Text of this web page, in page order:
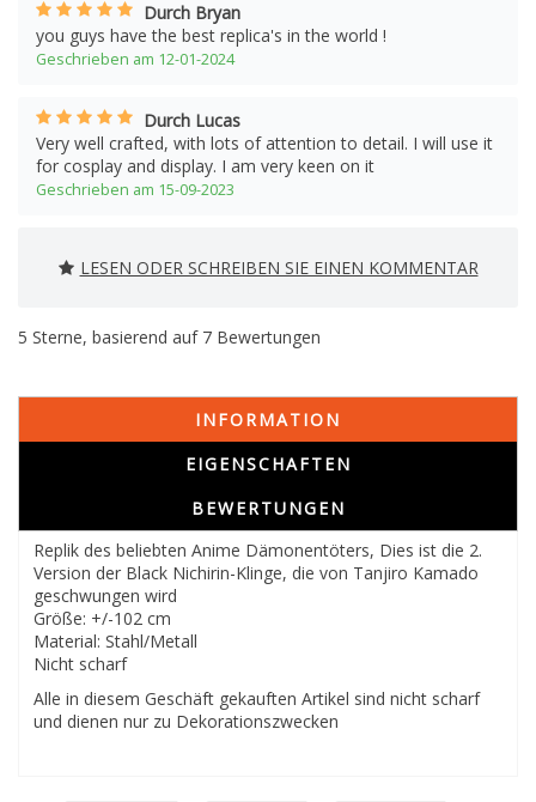
Durch Bryan
you guys have the best replica's in the world !
Geschrieben am 12-01-2024
Durch Lucas
Very well crafted, with lots of attention to detail. I will use it
for cosplay and display. I am very keen on it
Geschrieben am 15-09-2023
LESEN ODER SCHREIBEN SIE EINEN KOMMENTAR
5 Sterne, basierend auf 7 Bewertungen
INFORMATION
EIGENSCHAFTEN
BEWERTUNGEN
Replik des beliebten Anime Dämonentöters, Dies ist die 2.
Version der Black Nichirin-Klinge, die von Tanjiro Kamado
geschwungen wird
Größe: +/-102 cm
Material: Stahl/Metall
Nicht scharf
Alle in diesem Geschäft gekauften Artikel sind nicht scharf
und dienen nur zu Dekorationszwecken